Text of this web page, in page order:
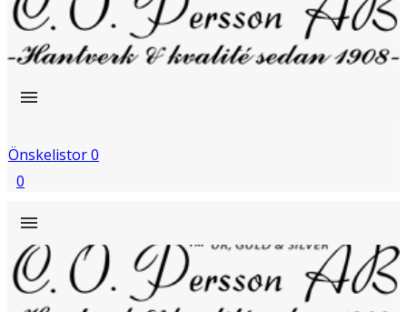
Önskelistor0
0